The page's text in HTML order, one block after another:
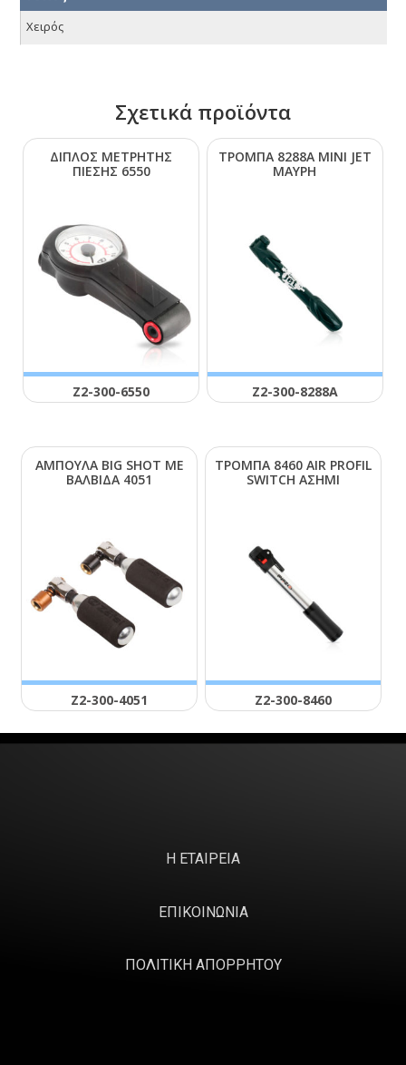
Χειρός
Σχετικά προϊόντα
ΔΙΠΛΟΣ ΜΕΤΡΗΤΗΣ
ΠΙΕΣΗΣ 6550
Ζ2-300-6550
ΤΡΟΜΠΑ 8288Α ΜΙΝΙ JΕΤ
ΜΑΥΡΗ
Ζ2-300-8288Α
ΑΜΠΟΥΛΑ ΒΙG SΗΟΤ ΜΕ
ΒΑΛΒΙΔΑ 4051
Ζ2-300-4051
ΤΡΟΜΠΑ 8460 ΑΙR ΡRΟFΙL
SWΙΤCΗ ΑΣΗΜΙ
Ζ2-300-8460
Η ΕΤΑΙΡΕΙΑ
ΕΠΙΚΟΙΝΩΝΙΑ
ΠΟΛΙΤΙΚΗ ΑΠΟΡΡΗΤΟΥ